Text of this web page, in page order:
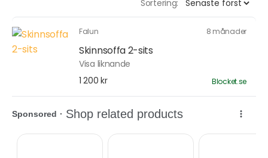
Sortering:
Falun 8 månader
Skinnsoffa 2-sits
Visa liknande
1 200 kr
Blocket.se